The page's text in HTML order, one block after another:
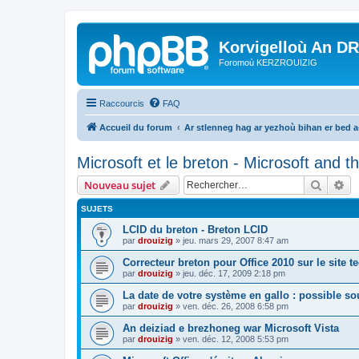
Korvigelloù An
Foromoù KERZROUIZIG
Raccourcis FAQ
Accueil du forum Ar stlenneg hag ar yezhoù bihan er bed
Microsoft et le breton - Microsoft and
Nouveau sujet
SUJETS
LCID du breton - Breton LCID
par drouizig » jeu. mars 29, 2007 8:47 am
Correcteur breton pour Office 2010 sur le site
par drouizig » jeu. déc. 17, 2009 2:18 pm
La date de votre système en gallo : possible
par drouizig » ven. déc. 26, 2008 6:58 pm
An deiziad e brezhoneg war Microsoft Vista
par drouizig » ven. déc. 12, 2008 5:53 pm